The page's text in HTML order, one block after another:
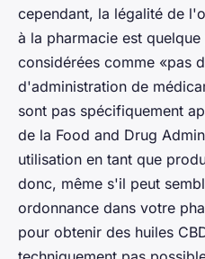
cependant, la légalité de
à la pharmacie est
considérées comme «pas
d'administration de
sont pas spécifiquement
de la Food and Drug
utilisation en tant que
donc, même s'il peut
ordonnance dans votre
pour obtenir des huiles